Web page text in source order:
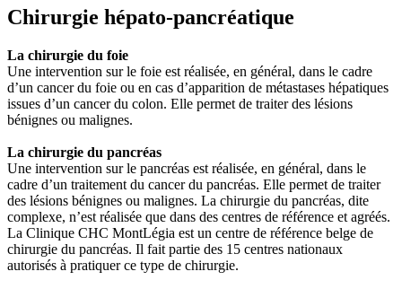
Chirurgie hépato-pancréatique
La chirurgie du foie
Une intervention sur le foie est réalisée, en général, dans le cadre
d’un cancer du foie ou en cas d’apparition de métastases hépatiques
issues d’un cancer du colon. Elle permet de traiter des lésions
bénignes ou malignes.
La chirurgie du pancréas
Une intervention sur le pancréas est réalisée, en général, dans le
cadre d’un traitement du cancer du pancréas. Elle permet de traiter
des lésions bénignes ou malignes. La chirurgie du pancréas, dite
complexe, n’est réalisée que dans des centres de référence et agréés.
La Clinique CHC MontLégia est un centre de référence belge de
chirurgie du pancréas. Il fait partie des 15 centres nationaux
autorisés à pratiquer ce type de chirurgie.